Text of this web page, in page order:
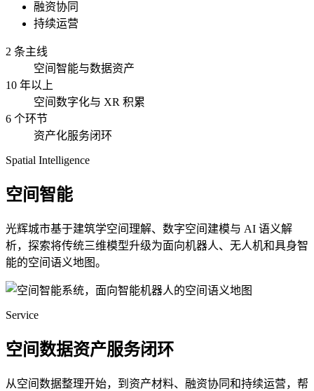
融资协同
持续运营
2 条主线
空间智能与数据资产
10 年以上
空间数字化与 XR 积累
6 个环节
资产化服务闭环
Spatial Intelligence
空间智能
光辉城市基于建筑学空间理解、数字空间建模与 AI 语义解
析，探索将传统三维模型升级为面向机器人、无人机和具身智
能的空间语义地图。
Service
空间数据资产服务闭环
从空间数据整理开始，到资产材料、融资协同和持续运营，帮